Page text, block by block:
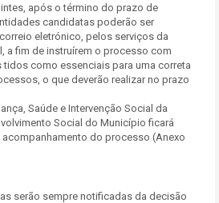
após o término do prazo de
candidatas poderão ser
eletrónico, pelos serviços da
a fim de instruírem o processo com
como essenciais para uma correta
o que deverão realizar no prazo
Saúde e Intervenção Social da
Social do Município ficará
do processo (Anexo
serão sempre notificadas da decisão